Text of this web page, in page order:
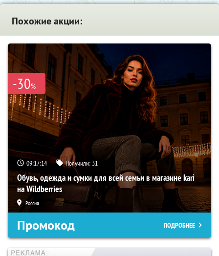
Похожие акции:
-30%
09:17:13 Получили: 31
Обувь, одежда и сумки для всей семьи в магазине kari
на Wildberries
Россия
Промокод ПОДРОБНЕЕ